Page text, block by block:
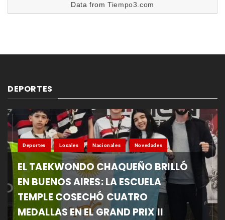
Data fromTiempo3.com
DEPORTES
Deportes Locales Nacionales Novedades
EL TAEKWONDO CHAQUEÑO BRILLÓ
EN BUENOS AIRES: LA ESCUELA
TEMPLE COSECHÓ CUATRO
MEDALLAS EN EL GRAND PRIX II